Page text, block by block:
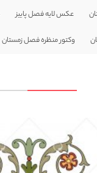
عکس لایه فصل پاییز
وکتور منظره فصل زمستان